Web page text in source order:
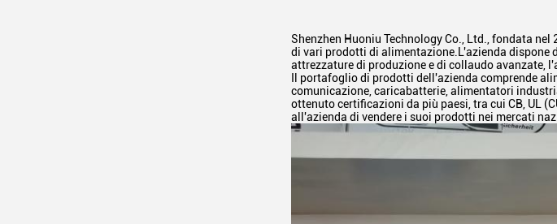
Shenzhen Huoniu Technology Co., Ltd., fondata
di vari prodotti di alimentazione.L'azienda dispone
attrezzature di produzione e di collaudo avanzate,
Il portafoglio di prodotti dell'azienda comprende
comunicazione, caricabatterie, alimentatori
ottenuto certificazioni da più paesi, tra cui CB, UL
all'azienda di vendere i suoi prodotti nei mercati